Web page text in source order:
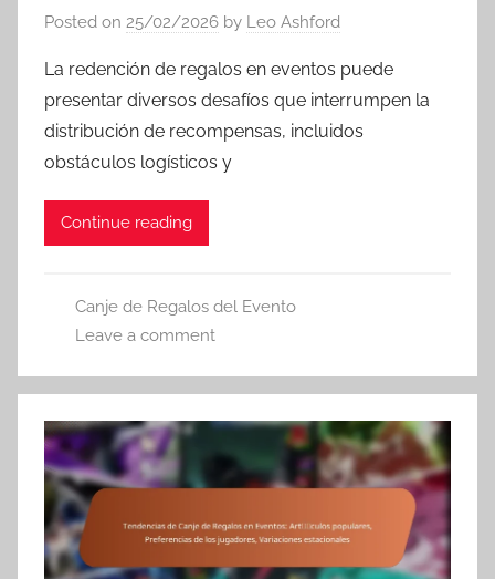
Posted on 25/02/2026 by Leo Ashford
La redención de regalos en eventos puede
presentar diversos desafíos que interrumpen la
distribución de recompensas, incluidos
obstáculos logísticos y
Continue reading
Canje de Regalos del Evento
Leave a comment